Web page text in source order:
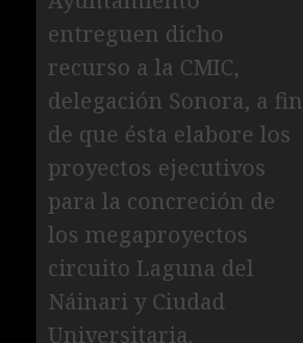
entreguen dicho
recurso a la CMIC,
delegación Sonora, a fin
de que ésta elabore los
proyectos ejecutivos
para la concreción de
los megaproyectos
circuito Laguna del
Náinari y Ciudad
Universitaria.